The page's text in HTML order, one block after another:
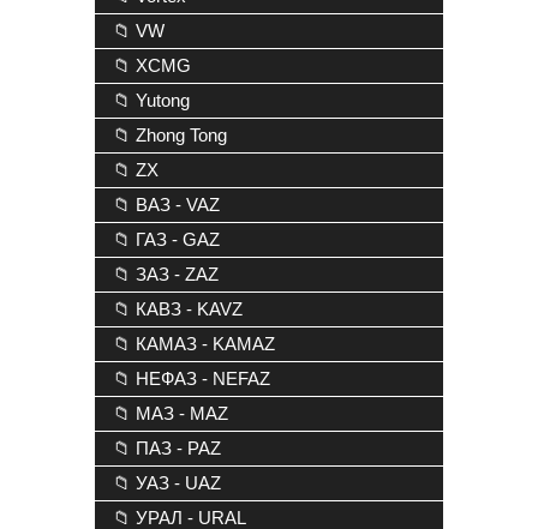
📁 VW
📁 XCMG
📁 Yutong
📁 Zhong Tong
📁 ZX
📁 ВАЗ - VAZ
📁 ГАЗ - GAZ
📁 ЗАЗ - ZAZ
📁 КАВЗ - KAVZ
📁 КАМАЗ - KAMAZ
📁 НЕФАЗ - NEFAZ
📁 МАЗ - MAZ
📁 ПАЗ - PAZ
📁 УАЗ - UAZ
📁 УРАЛ - URAL